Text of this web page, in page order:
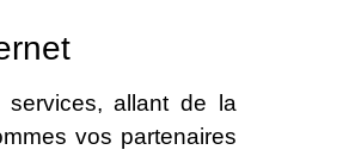
services, allant de la
vos partenaires